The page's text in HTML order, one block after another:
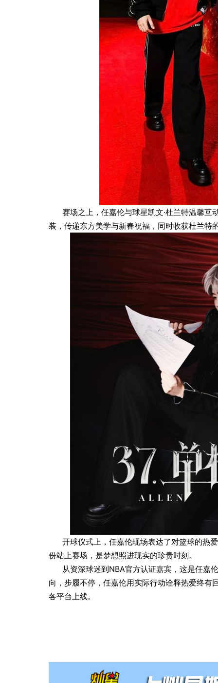
赛场之上，任嘉伦与球星凯文·杜兰特温馨
装，传递东方美学与新春祝福，同时收获杜兰特
开球仪式上，任嘉伦现场表达了对篮球的热
份站上赛场，是梦想照进现实的珍贵时刻。
从资深球迷到NBA官方认证嘉宾，这是任嘉
向，步履不停，任嘉伦用实际行动诠释热爱终有
各平台上线。